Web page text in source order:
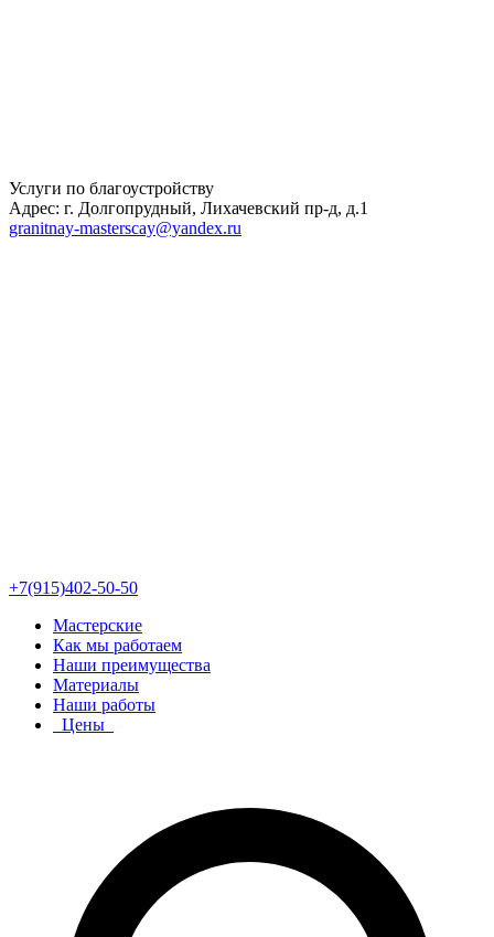
Услуги по благоустройству
Адрес: г. Долгопрудный, Лихачевский пр-д, д.1
granitnay-masterscay@yandex.ru
+7(915)402-50-50
Мастерские
Как мы работаем
Наши преимущества
Материалы
Наши работы
Цены